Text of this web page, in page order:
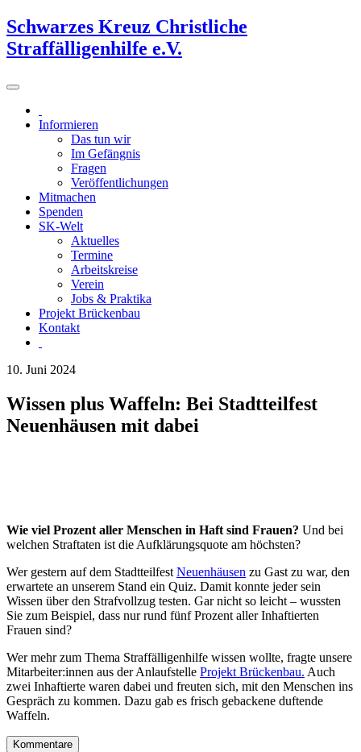
Schwarzes Kreuz Christliche
Straffälligenhilfe e.V.
Informieren
Das tun wir
Im Gefängnis
Fragen
Veröffentlichungen
Mitmachen
Spenden
SK-Welt
Aktuelles
Termine
Arbeitskreise
Verein
Jobs & Praktika
Projekt Brückenbau
Kontakt
10. Juni 2024
Wissen plus Waffeln: Bei Stadtteilfest
Neuenhäusen mit dabei
Wie viel Prozent aller Menschen in Haft sind Frauen? Und bei
welchen Straftaten ist die Aufklärungsquote am höchsten?
Wer gestern auf dem Stadtteilfest Neuenhäusen zu Gast zu war, den
erwartete an unserem Stand ein Quiz. Damit konnte jeder sein
Wissen über den Strafvollzug testen. Gar nicht so leicht – wussten
Sie zum Beispiel, dass nur rund fünf Prozent aller Inhaftierten
Frauen sind?
Wer mehr zum Thema Straffälligenhilfe wissen wollte, fragte unsere
Mitarbeiter:innen aus der Anlaufstelle Projekt Brückenbau. Auch
zwei Inhaftierte waren dabei und freuten sich, mit den Menschen ins
Gespräch zu kommen. Dazu gab es frisch gebackene duftende
Waffeln.
Kommentare